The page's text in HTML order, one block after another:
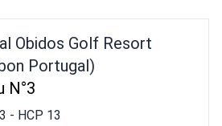
Obidos Golf Resort
Portugal)
N°3
3 - HCP 13